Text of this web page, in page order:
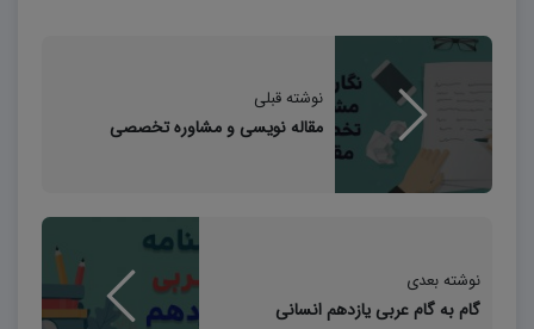
بر روی سیستم خود نصب نمایید. برای انجام این کار ابتدا
برنامه Rufus را از باکس دانلود، دریافت کرده و نصب نمایید.
سپس مراحل زیر را به دقت انجام دهید.
مراحل زیر بر اساس آخرین نسخه‌ی نرم‌افزار Rufus به‌روز شده
ابتدا نرم‌افزار Rufus را اجرا کنید.
نوشته قبلی
مقاله نویسی و مشاوره تخصصی
نوشته بعدی
گام به گام عربی یازدهم انسانی